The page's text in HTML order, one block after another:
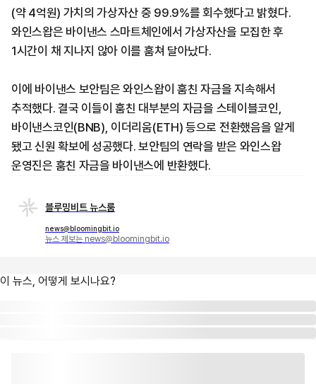
(약 4억원) 가치의 가상자산 중 99.9%를 회수했다고 밝혔다.
와인스왑은 바이낸스 스마트체인에서 가상자산을 모집한 후
1시간이 채 지나지 않아 이를 훔쳐 달아났다.
이에 바이낸스 보안팀은 와인스왑이 훔친 자금을 지속해서
추적했다. 결국 이들이 훔친 대부분의 자금을 스테이블코인,
바이낸스코인(BNB), 이더리움(ETH) 등으로 전환했음을 알게
됐고 신원 확보에 성공했다. 보안팀의 연락을 받은 와인스왑
운영진은 훔친 자금을 바이낸스에 반환했다.
블루밍비트 뉴스룸
news@bloomingbit.io
뉴스 제보는 news@bloomingbit.io
이 뉴스, 어떻게 보시나요?